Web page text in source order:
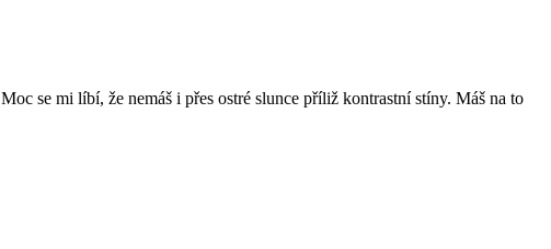
Moc se mi líbí, že nemáš i přes ostré slunce příliž kontrastní stíny. Máš na to